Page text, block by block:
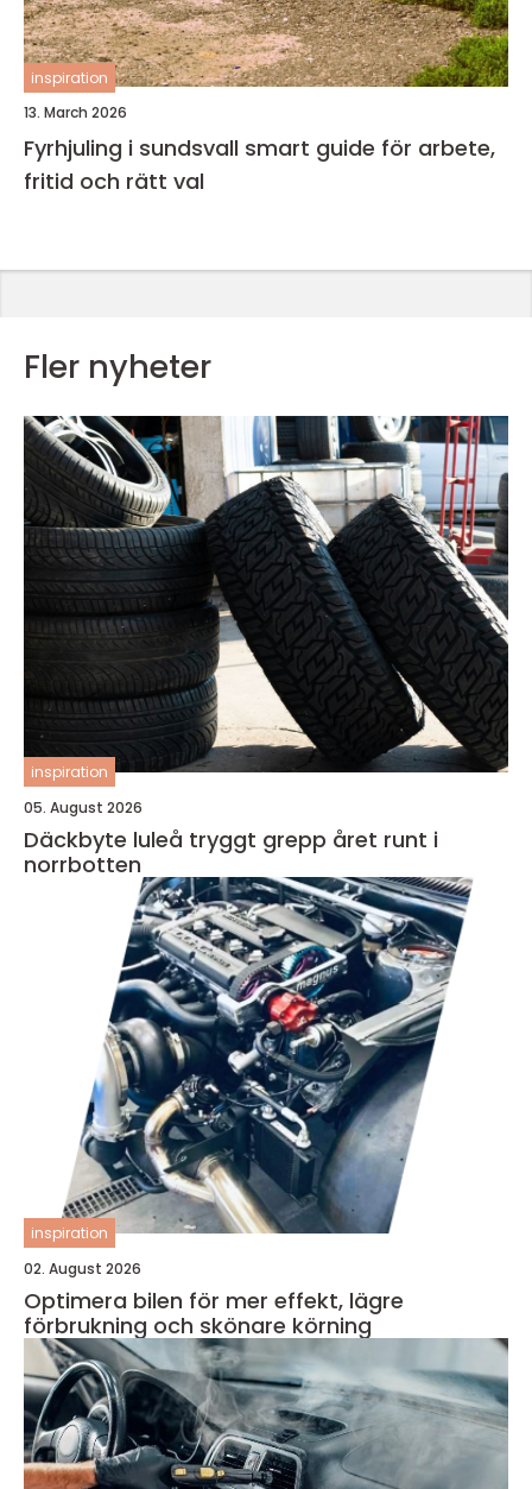
inspiration
13. March 2026
Fyrhjuling i sundsvall smart guide för arbete,
fritid och rätt val
Fler nyheter
inspiration
05. August 2026
Däckbyte luleå tryggt grepp året runt i
norrbotten
inspiration
02. August 2026
Optimera bilen för mer effekt, lägre
förbrukning och skönare körning